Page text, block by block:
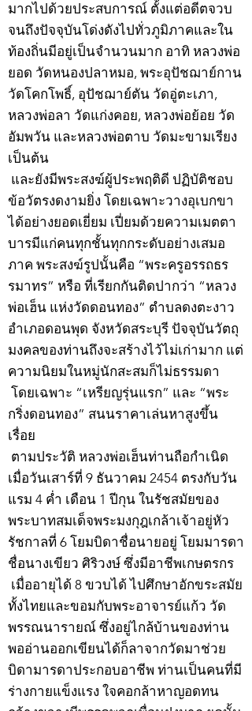
มากไปด้วยประสบการณ์ ตั้งแต่อดีตจวบ
จนถึงปัจจุบันโด่งดังไปทั่วภูมิภาคและใน
ท้องถิ่นมีอยู่เป็นจำนวนมาก อาทิ หลวงพ่อ
ยอด วัดหนองปลาหมอ, พระอุปัชฌาย์กาน
วัดโคกโพธิ์, อุปัชฌาย์ตัน วัดอู่ตะเภา,
หลวงพ่อลา วัดแก่งคอย, หลวงพ่อย้อย วัด
อัมพวัน และหลวงพ่อตาบ วัดมะขามเรียง
เป็นต้น
และยังมีพระสงฆ์ผู้ประพฤติดี ปฏิบัติชอบ
ข้อวัตรงดงามยิ่ง โดยเฉพาะวางอุเบกขา
ได้อย่างยอดเยี่ยม เปี่ยมด้วยความเมตตา
บารมีแก่คนทุกชั้นทุกกระดับอย่างเสมอ
ภาค พระสงฆ์รูปนั้นคือ “พระครูอรรถธร
รมาทร” หรือ ที่เรียกกันติดปากว่า “หลวง
พ่อเฮ็น แห่งวัดดอนทอง” ตำบลดงตะงาว
อำเภอดอนพุด จังหวัดสระบุรี ปัจจุบันวัตถุ
มงคลของท่านถึงจะสร้างไว้ไม่เก่ามาก แต่
ความนิยมในหมู่นักสะสมก็ไม่ธรรมดา
โดยเฉพาะ “เหรียญรุ่นแรก” และ “พระ
กริ่งดอนทอง” สนนราคาเล่นหาสูงขึ้น
เรื่อย
ตามประวัติ หลวงพ่อเฮ็นท่านถือกำเนิด
เมื่อวันเสาร์ที่ 9 ธันวาคม 2454 ตรงกับวัน
แรม 4 ค่ำ เดือน 1 ปีกุน ในรัชสมัยของ
พระบาทสมเด็จพระมงกุฎเกล้าเจ้าอยู่หัว
รัชกาลที่ 6 โยมบิดาชื่อนายอยู่ โยมมารดา
ชื่อนางเขียว ศิริวงษ์ ซึ่งมีอาชีพเกษตรกร
เมื่ออายุได้ 8 ขวบได้ ไปศึกษาอักขระสมัย
ทั้งไทยและขอมกับพระอาจารย์แก้ว วัด
พรรณนารายณ์ ซึ่งอยู่ไกล้บ้านของท่าน
พออ่านออกเขียนได้ก็ลาจากวัดมาช่วย
บิดามารดาประกอบอาชีพ ท่านเป็นคนที่มี
ร่างกายแข็งแรง ใจคอกล้าหาญอดทน